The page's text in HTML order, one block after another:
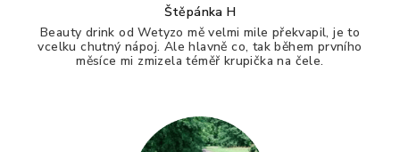
Štěpánka H
Beauty drink od Wetyzo mě velmi mile překvapil, je to
vcelku chutný nápoj. Ale hlavně co, tak během prvního
měsíce mi zmizela téměř krupička na čele.